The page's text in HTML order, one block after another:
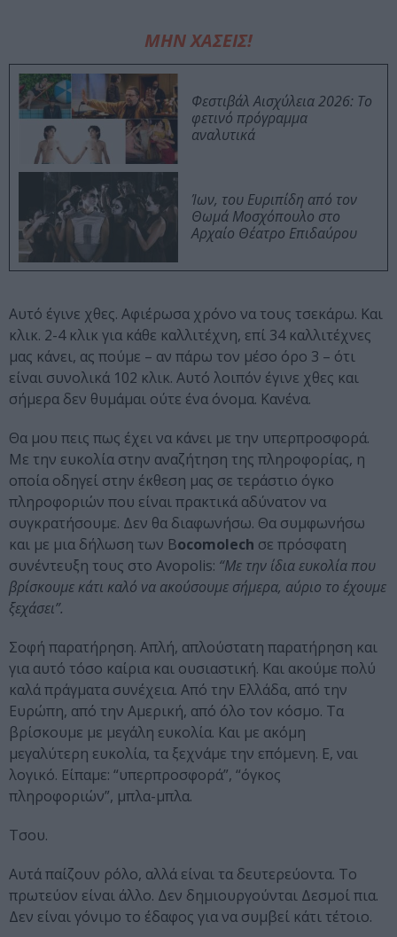
ΜΗΝ ΧΑΣΕΙΣ!
Φεστιβάλ Αισχύλεια 2026: Το
φετινό πρόγραμμα
αναλυτικά
Ίων, του Ευριπίδη από τον
Θωμά Μοσχόπουλο στο
Αρχαίο Θέατρο Επιδαύρου
Αυτό έγινε χθες. Αφιέρωσα χρόνο να τους τσεκάρω. Και
κλικ. 2-4 κλικ για κάθε καλλιτέχνη, επί 34 καλλιτέχνες
μας κάνει, ας πούμε – αν πάρω τον μέσο όρο 3 – ότι
είναι συνολικά 102 κλικ. Αυτό λοιπόν έγινε χθες και
σήμερα δεν θυμάμαι ούτε ένα όνομα. Κανένα.
Θα μου πεις πως έχει να κάνει με την υπερπροσφορά.
Με την ευκολία στην αναζήτηση της πληροφορίας, η
οποία οδηγεί στην έκθεση μας σε τεράστιο όγκο
πληροφοριών που είναι πρακτικά αδύνατον να
συγκρατήσουμε. Δεν θα διαφωνήσω. Θα συμφωνήσω
και με μια δήλωση των Bocomolech σε πρόσφατη
συνέντευξη τους στο Avopolis: “Με την ίδια ευκολία που
βρίσκουμε κάτι καλό να ακούσουμε σήμερα, αύριο το έχουμε
ξεχάσει”.
Σοφή παρατήρηση. Απλή, απλούστατη παρατήρηση και
για αυτό τόσο καίρια και ουσιαστική. Και ακούμε πολύ
καλά πράγματα συνέχεια. Από την Ελλάδα, από την
Ευρώπη, από την Αμερική, από όλο τον κόσμο. Τα
βρίσκουμε με μεγάλη ευκολία. Και με ακόμη
μεγαλύτερη ευκολία, τα ξεχνάμε την επόμενη. Ε, ναι
λογικό. Είπαμε: “υπερπροσφορά”, “όγκος
πληροφοριών”, μπλα-μπλα.
Τσου.
Αυτά παίζουν ρόλο, αλλά είναι τα δευτερεύοντα. Το
πρωτεύον είναι άλλο. Δεν δημιουργούνται Δεσμοί πια.
Δεν είναι γόνιμο το έδαφος για να συμβεί κάτι τέτοιο.